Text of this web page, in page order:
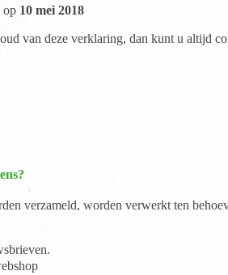
op 10 mei 2018
van deze verklaring, dan kunt u altijd
verzameld, worden verwerkt ten